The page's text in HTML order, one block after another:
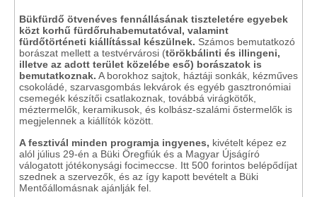
Bükfürdő ötvenéves fennállásának tiszteletére egyebek
közt korhű fürdőruhabemutatóval, valamint
fürdőtörténeti kiállítással készülnek. Számos bemutatkozó
borászat mellett a testvérvárosi (törökbálinti és illingeni,
illetve az adott terület közelébe eső) borászatok is
bemutatkoznak. A borokhoz sajtok, háztáji sonkák, kézműves
csokoládé, szarvasgombás lekvárok és egyéb gasztronómiai
csemegék készítői csatlakoznak, továbbá virágkötők,
méztermelők, keramikusok, és kolbász-szalámi őstermelők is
megjelennek a kiállítók között.
A fesztivál minden programja ingyenes, kivételt képez ez
alól július 29-én a Büki Öregfiúk és a Magyar Újságíró
válogatott jótékonysági focimeccse. Itt 500 forintos belépődíjat
szednek a szervezők, és az így kapott bevételt a Büki
Mentőállomásnak ajánlják fel.